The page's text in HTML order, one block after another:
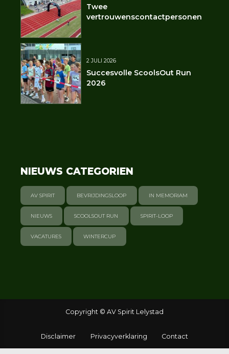
Twee
vertrouwenscontactpersonen
2 JULI 2026
Succesvolle ScoolsOut Run
2026
NIEUWS CATEGORIEN
AV SPIRIT BEVRIJDINGSLOOP IN MEMORIAM
NIEUWS SCOOLSOUT RUN SPIRIT-LOOP
VACATURES WINTERCUP
Copyright © AV Spirit Lelystad
Disclaimer Privacyverklaring Contact